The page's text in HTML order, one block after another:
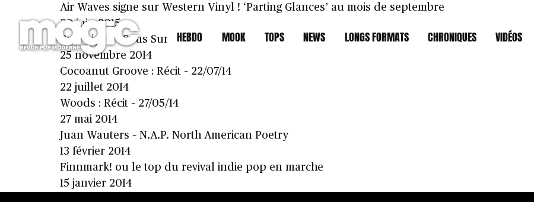
HEBDO MOOK TOPS NEWS LONGS FORMATS CHRONIQUES VIDÉOS
Air Waves signe sur Western Vinyl ! ‘Parting Glances’ au mois de septembre
30 juin 2015
Pale Lights : Sous Surveillance – 25/11/2014
25 novembre 2014
Cocoanut Groove : Récit – 22/07/14
22 juillet 2014
Woods : Récit – 27/05/14
27 mai 2014
Juan Wauters – N.A.P. North American Poetry
13 février 2014
Finnmark! ou le top du revival indie pop en marche
15 janvier 2014